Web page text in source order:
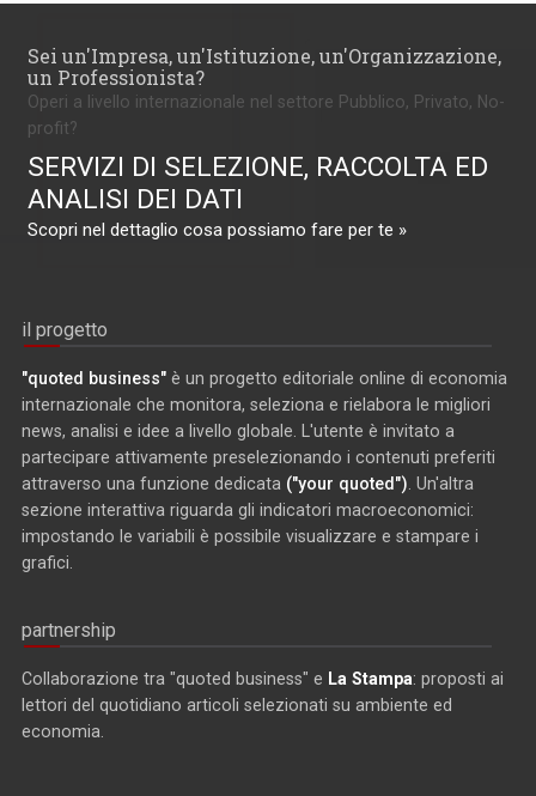
Sei un'Impresa, un'Istituzione, un'Organizzazione,
un Professionista?
Operi a livello internazionale nel settore Pubblico, Privato, No-
profit?
SERVIZI DI SELEZIONE, RACCOLTA ED
ANALISI DEI DATI
Scopri nel dettaglio cosa possiamo fare per te »
il progetto
"quoted business" è un progetto editoriale online di economia
internazionale che monitora, seleziona e rielabora le migliori
news, analisi e idee a livello globale. L'utente è invitato a
partecipare attivamente preselezionando i contenuti preferiti
attraverso una funzione dedicata ("your quoted") . Un'altra
sezione interattiva riguarda gli indicatori macroeconomici:
impostando le variabili è possibile visualizzare e stampare i
grafici.
partnership
Collaborazione tra "quoted business" e La Stampa: proposti ai
lettori del quotidiano articoli selezionati su ambiente ed
economia.